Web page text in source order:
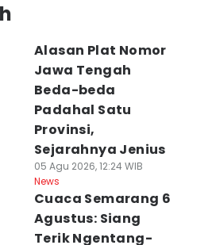
Alasan Plat Nomor
Jawa Tengah
Beda-beda
Padahal Satu
Provinsi,
Sejarahnya Jenius
05 Agu 2026, 12:24 WIB
News
Cuaca Semarang 6
Agustus: Siang
Terik Ngentang-